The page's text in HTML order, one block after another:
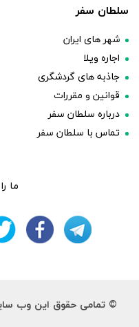
سلطان سفر
شهر های ایران
اجاره ویلا
جاذبه های گردشگری
قوانین و مقررات
درباره سلطان سفر
تماس با سلطان سفر
ما
© تمامی حقوق این وب